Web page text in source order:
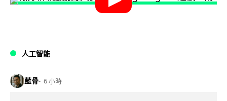
人工智能
藍骨 6 小時